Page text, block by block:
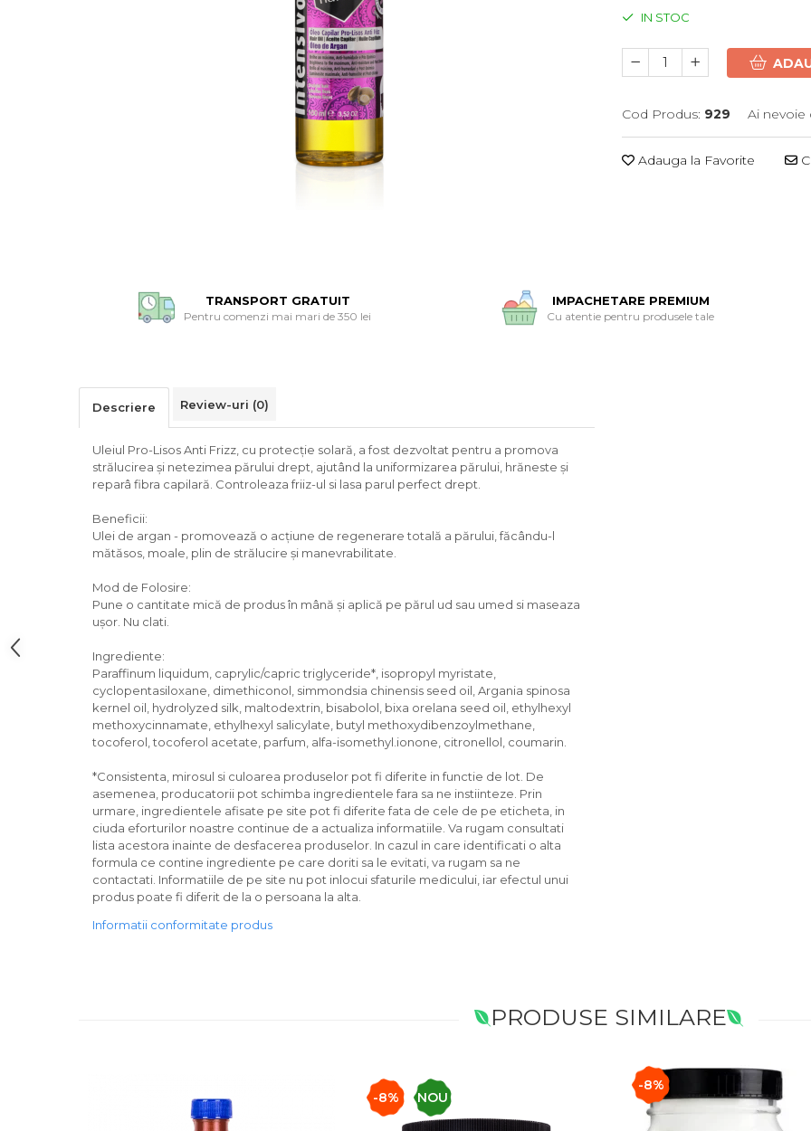
IN STOC
Cod Produs: 929 Ai nevoie
Adauga la Favorite
TRANSPORT GRATUIT
Pentru comenzi mai mari de 350 lei
IMPACHETARE PREMIUM
Cu atentie pentru produsele tale
Descriere Review-uri (0)
Uleiul Pro-Lisos Anti Frizz, cu protecție solară, a fost dezvoltat pentru a promova
strălucirea și netezimea părului drept, ajutând la uniformizarea părului, hrăneste și
reparâ fibra capilară. Controleaza friiz-ul si lasa parul perfect drept.
Beneficii:
Ulei de argan - promovează o acțiune de regenerare totală a părului, făcându-l
mătăsos, moale, plin de strălucire și manevrabilitate.
Mod de Folosire:
Pune o cantitate mică de produs în mână și aplică pe părul ud sau umed si maseaza
ușor. Nu clati.
Ingrediente:
Paraffinum liquidum, caprylic/capric triglyceride*, isopropyl myristate,
cyclopentasiloxane, dimethiconol, simmondsia chinensis seed oil, Argania spinosa
kernel oil, hydrolyzed silk, maltodextrin, bisabolol, bixa orelana seed oil, ethylhexyl
methoxycinnamate, ethylhexyl salicylate, butyl methoxydibenzoylmethane,
tocoferol, tocoferol acetate, parfum, alfa-isomethyl.ionone, citronellol, coumarin.
*Consistenta, mirosul si culoarea produselor pot fi diferite in functie de lot. De
asemenea, producatorii pot schimba ingredientele fara sa ne instiinteze. Prin
urmare, ingredientele afisate pe site pot fi diferite fata de cele de pe eticheta, in
ciuda eforturilor noastre continue de a actualiza informatiile. Va rugam consultati
lista acestora inainte de desfacerea produselor. In cazul in care identificati o alta
formula ce contine ingrediente pe care doriti sa le evitati, va rugam sa ne
contactati. Informatiile de pe site nu pot inlocui sfaturile medicului, iar efectul unui
produs poate fi diferit de la o persoana la alta.
Informatii conformitate produs
PRODUSE SIMILARE
-8% NOU
-8%